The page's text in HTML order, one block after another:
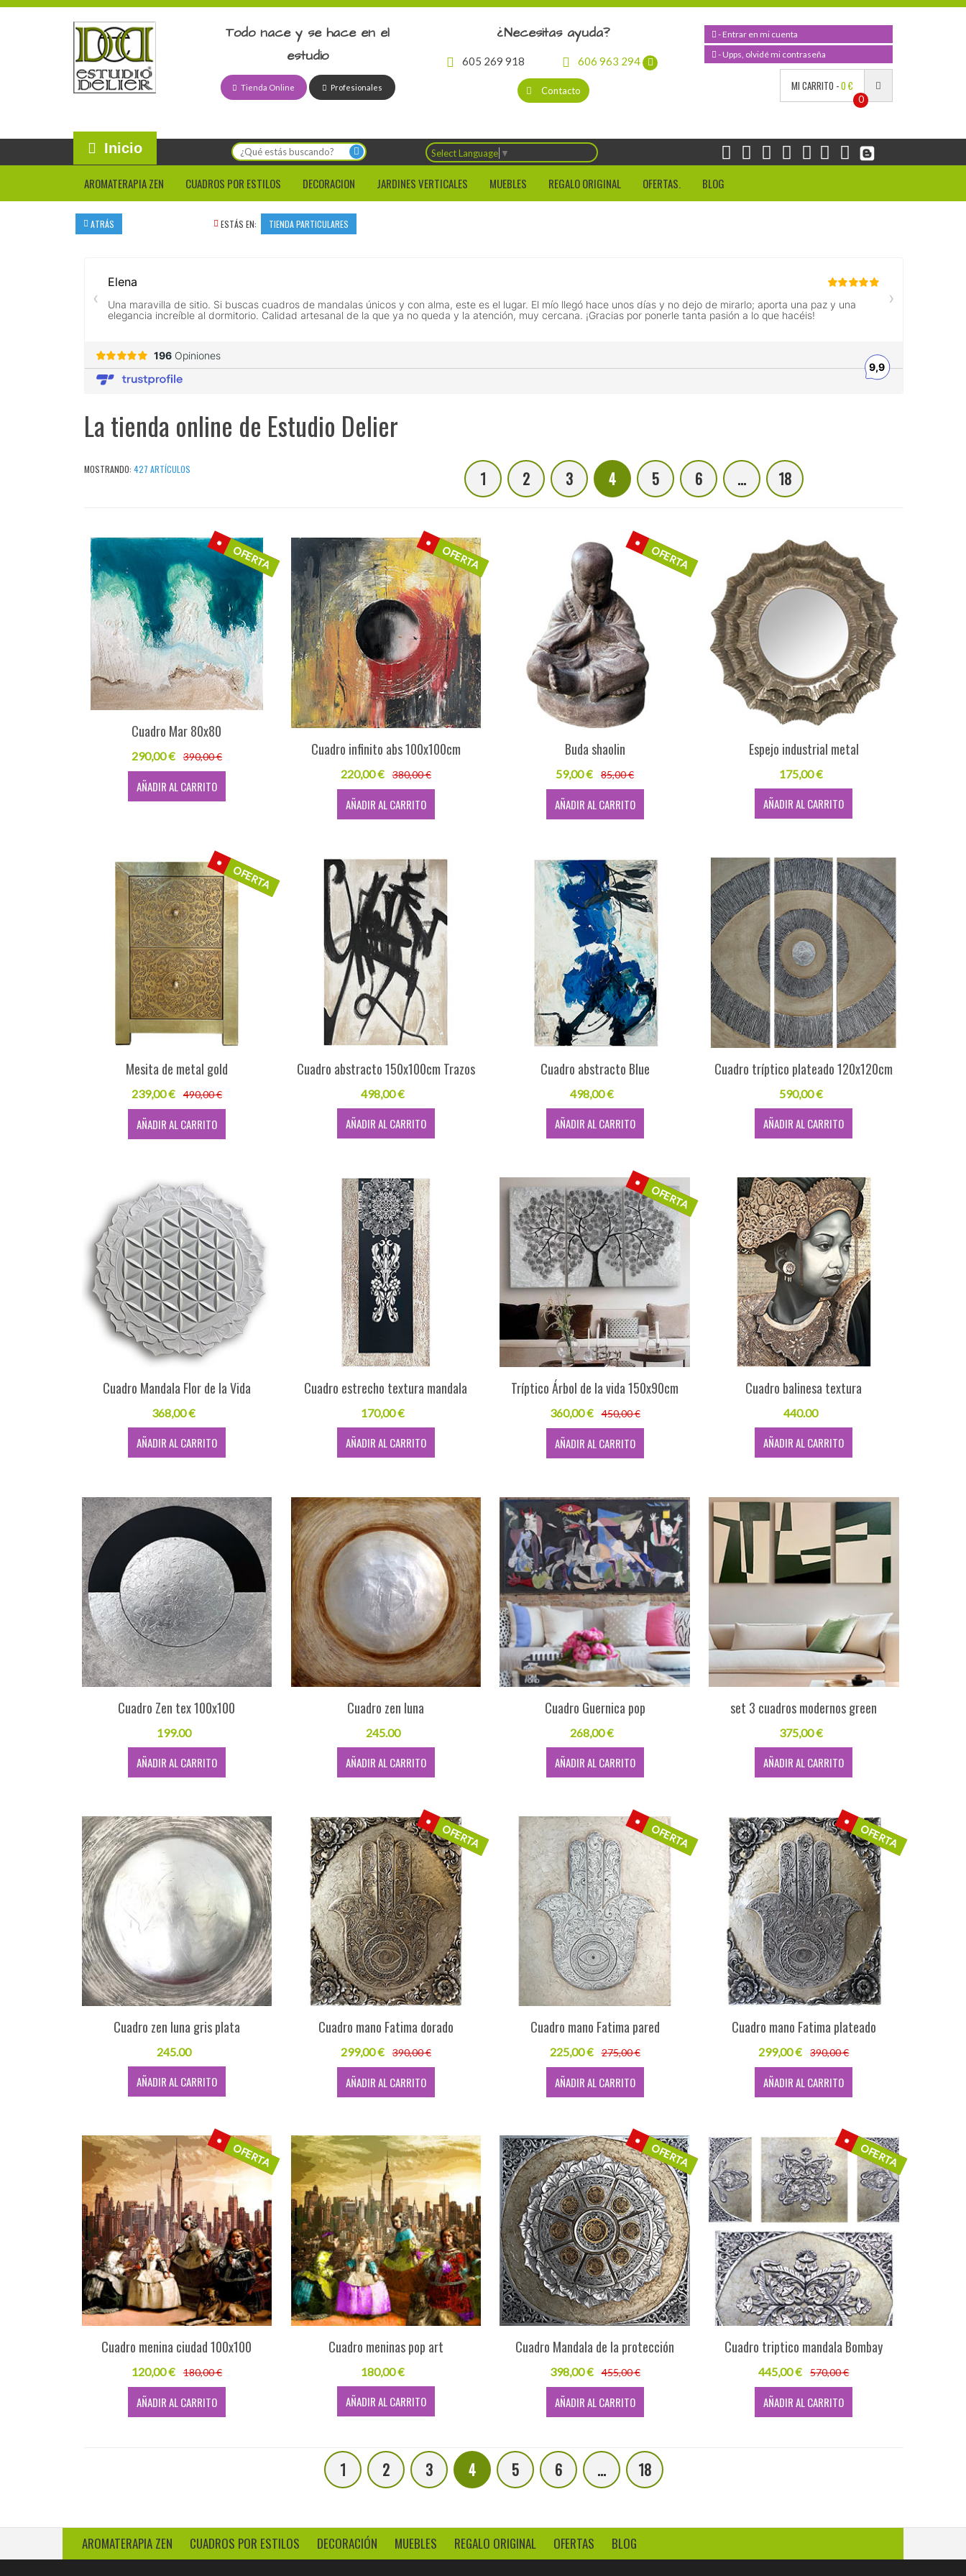
Todo nace y se hace en el
estudio
Tienda Online Profesionales
¿Necesitas ayuda?
605 269 918 606 963 294
Contacto
- Entrar en mi cuenta
- Upps, olvidé mi contraseña
MI CARRITO -0 €
0
Inicio Select Language ▼
AROMATERAPIA ZEN CUADROS POR ESTILOS DECORACION JARDINES VERTICALES MUEBLES REGALO ORIGINAL OFERTAS. BLOG
ATRÁS ESTÁS EN: TIENDA PARTICULARES
La tienda online de Estudio Delier
MOSTRANDO: 427 ARTÍCULOS 1 2 3 4 5 6 ... 18
OFERTA
Cuadro Mar 80x80
290,00 € 390,00 €
AÑADIR AL CARRITO
OFERTA
Cuadro infinito abs 100x100cm
220,00 € 380,00 €
AÑADIR AL CARRITO
OFERTA
Buda shaolin
59,00 € 85,00 €
AÑADIR AL CARRITO
Espejo industrial metal
175,00 €
AÑADIR AL CARRITO
OFERTA
Mesita de metal gold
239,00 € 490,00 €
AÑADIR AL CARRITO
Cuadro abstracto 150x100cm Trazos
498,00 €
AÑADIR AL CARRITO
Cuadro abstracto Blue
498,00 €
AÑADIR AL CARRITO
Cuadro tríptico plateado 120x120cm
590,00 €
AÑADIR AL CARRITO
Cuadro Mandala Flor de la Vida
368,00 €
AÑADIR AL CARRITO
Cuadro estrecho textura mandala
170,00 €
AÑADIR AL CARRITO
OFERTA
Tríptico Árbol de la vida 150x90cm
360,00 € 450,00 €
AÑADIR AL CARRITO
Cuadro balinesa textura
440.00
AÑADIR AL CARRITO
Cuadro Zen tex 100x100
199.00
AÑADIR AL CARRITO
Cuadro zen luna
245.00
AÑADIR AL CARRITO
Cuadro Guernica pop
268,00 €
AÑADIR AL CARRITO
set 3 cuadros modernos green
375,00 €
AÑADIR AL CARRITO
Cuadro zen luna gris plata
245.00
AÑADIR AL CARRITO
OFERTA
Cuadro mano Fatima dorado
299,00 € 390,00 €
AÑADIR AL CARRITO
OFERTA
Cuadro mano Fatima pared
225,00 € 275,00 €
AÑADIR AL CARRITO
OFERTA
Cuadro mano Fatima plateado
299,00 € 390,00 €
AÑADIR AL CARRITO
OFERTA
Cuadro menina ciudad 100x100
120,00 € 180,00 €
AÑADIR AL CARRITO
Cuadro meninas pop art
180,00 €
AÑADIR AL CARRITO
OFERTA
Cuadro Mandala de la protección
398,00 € 455,00 €
AÑADIR AL CARRITO
OFERTA
Cuadro triptico mandala Bombay
445,00 € 570,00 €
AÑADIR AL CARRITO
1 2 3 4 5 6 ... 18
AROMATERAPIA ZEN CUADROS POR ESTILOS DECORACIÓN MUEBLES REGALO ORIGINAL OFERTAS BLOG